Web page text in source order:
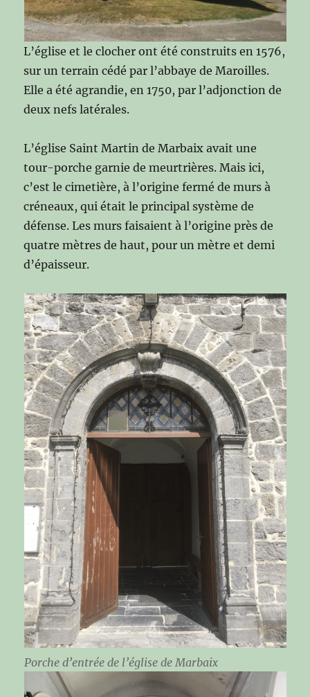
L’église et le clocher ont été construits en 1576,
sur un terrain cédé par l’abbaye de Maroilles.
Elle a été agrandie, en 1750, par l’adjonction de
deux nefs latérales.
L’église Saint Martin de Marbaix avait une
tour-porche garnie de meurtrières. Mais ici,
c’est le cimetière, à l’origine fermé de murs à
créneaux, qui était le principal système de
défense. Les murs faisaient à l’origine près de
quatre mètres de haut, pour un mètre et demi
d’épaisseur.
Porche d’entrée de l’église de Marbaix